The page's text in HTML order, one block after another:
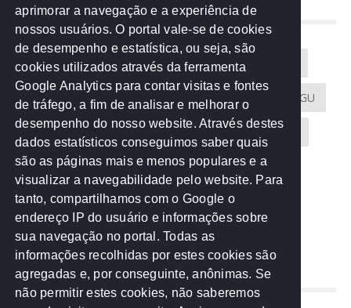
NUVEM DE TAGS
Acontece na Rede AGU AMM
Atricon Audicom CAU-MT CGU
CREA-MT Eventos MPC-MT MPE-MT
MPF Notícias PF PGE-MT PGR
Receita Federal Sem categoria
TCE-MT TCU TRE
REDE NOS ESTADOS
aprimorar a navegação e a experiência de
nossos usuários. O portal vale-se de cookies
de desempenho e estatística, ou seja, são
cookies utilizados através da ferramenta
Google Analytics para contar visitas e fontes
de tráfego, a fim de analisar e melhorar o
desempenho do nosso website. Através destes
dados estatísticos conseguimos saber quais
são as páginas mais e menos populares e a
visualizar a navegabilidade pelo website. Para
tanto, compartilhamos com o Google o
endereço IP do usuário e informações sobre
sua navegação no portal. Todas as
informações recolhidas por estes cookies são
agregadas e, por conseguinte, anônimas. Se
não permitir estes cookies, não saberemos